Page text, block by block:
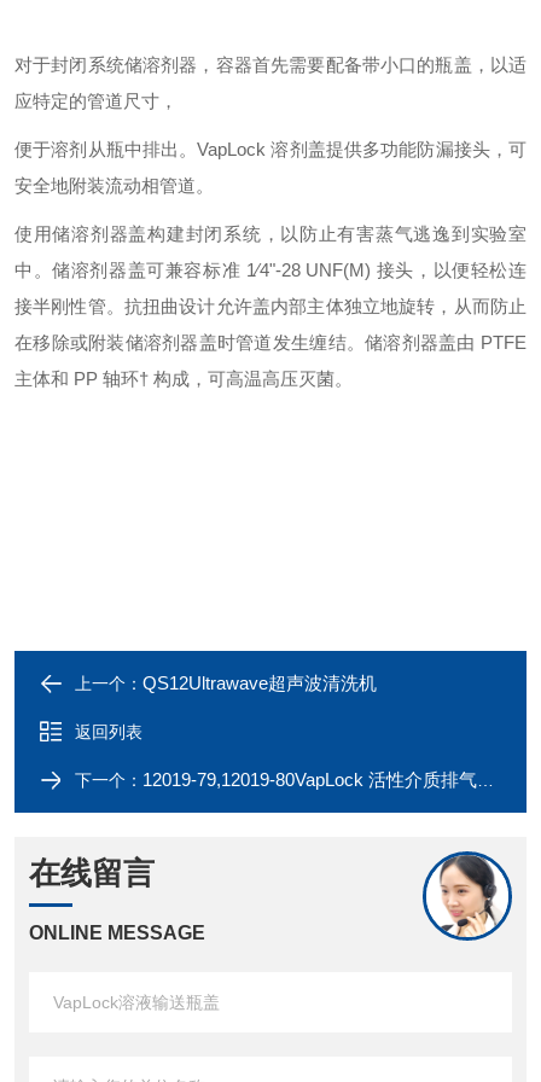
对于封闭系统储溶剂器，容器首先需要配备带小口的瓶盖，以适
应特定的管道尺寸，
便于溶剂从瓶中排出。VapLock 溶剂盖提供多功能防漏接头，可
安全地附装流动相管道。
使用储溶剂器盖构建封闭系统，以防止有害蒸气逃逸到实验室
中。储溶剂器盖可兼容标准 1⁄4"-28 UNF(M) 接头，以便轻松连
接半刚性管。抗扭曲设计允许盖内部主体独立地旋转，从而防止
在移除或附装储溶剂器盖时管道发生缠结。储溶剂器盖由 PTFE
主体和 PP 轴环† 构成，可高温高压灭菌。
上一个： QS12Ultrawave超声波清洗机
返回列表
下一个： 12019-79,12019-80VapLock 活性介质排气过滤器
在线留言
ONLINE MESSAGE